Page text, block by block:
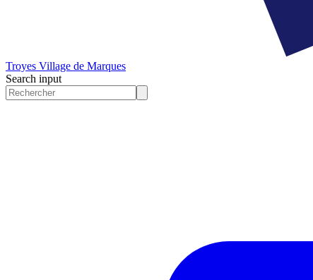
Troyes Village de Marques
Search input